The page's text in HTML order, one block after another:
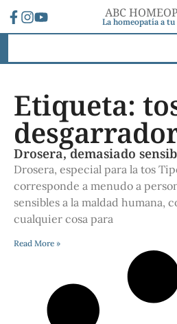
ABC
La homeopatía a tu
Etiqueta:
Drosera, demasiado
Drosera, especial para la tos
corresponde a menudo a
sensibles a la maldad humana,
cualquier cosa para
Read More »